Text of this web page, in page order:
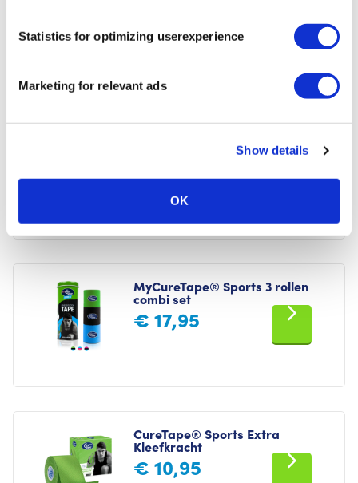
Statistics for optimizing userexperience
Marketing for relevant ads
Show details
OK
MyCureTape® Sports 3 rollen
combi set
€ 17,95
CureTape® Sports Extra
Kleefkracht
€ 10,95